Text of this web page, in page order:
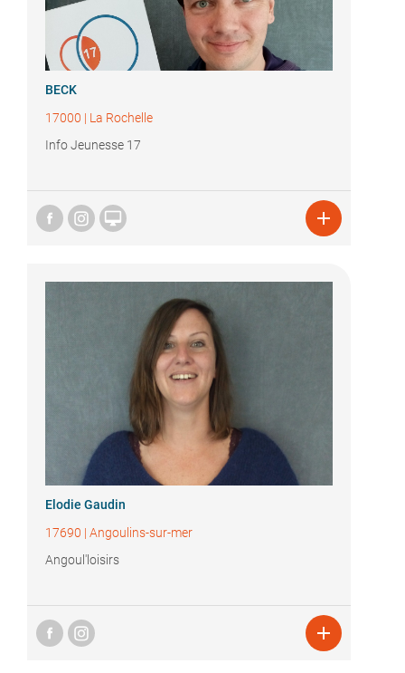
BECK
17000 | La Rochelle
Info Jeunesse 17
 
Elodie Gaudin
17690 | Angoulins-sur-mer
Angoul'loisirs
